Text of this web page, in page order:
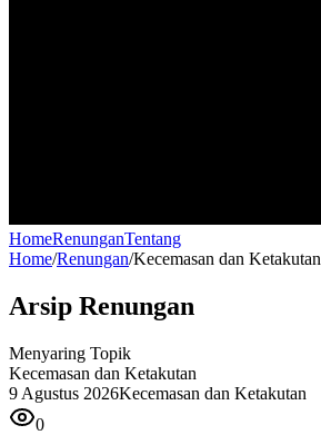
HomeRenunganTentang
Home/Renungan/Kecemasan dan Ketakutan
Arsip Renungan
Menyaring Topik
Kecemasan dan Ketakutan
9 Agustus 2026Kecemasan dan Ketakutan
0